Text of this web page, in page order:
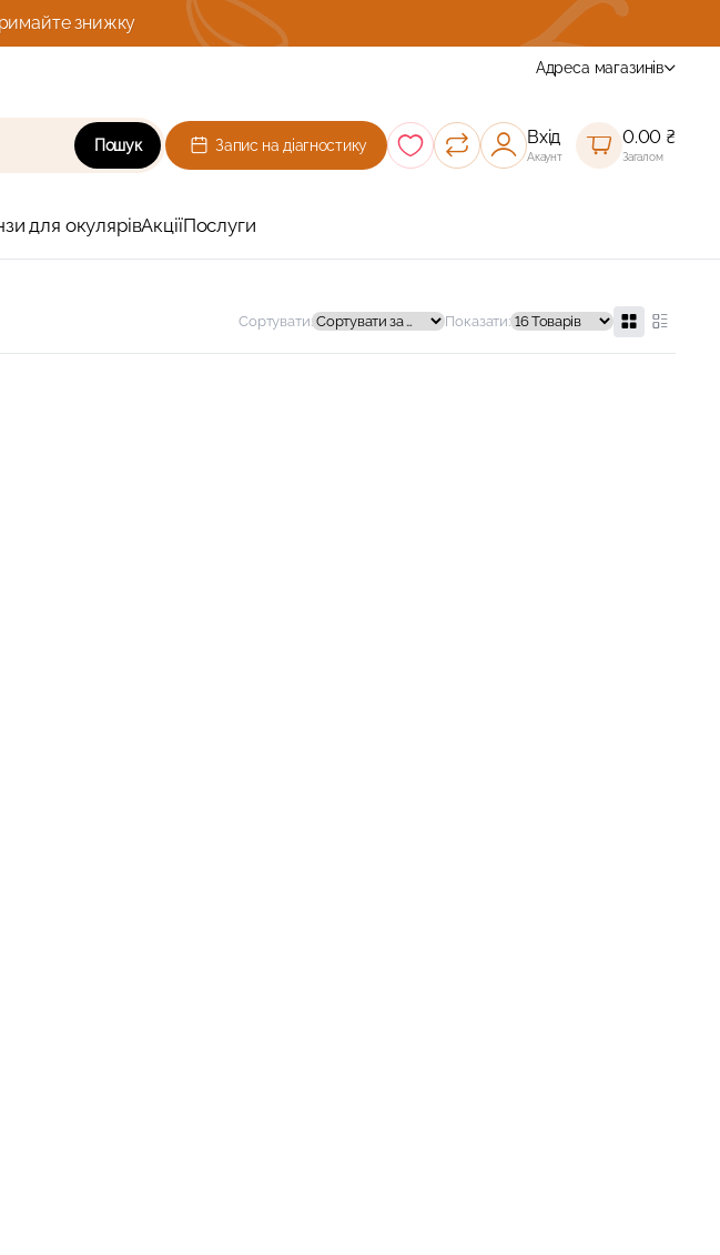
Комплексна діагности зору з підбором
Адреса магазинів
Пошук Запис на діагностику Вхід
Акаунт
0.00 ₴
Загалом
для окулярівАкціїПослуги
Сортувати: Показати: